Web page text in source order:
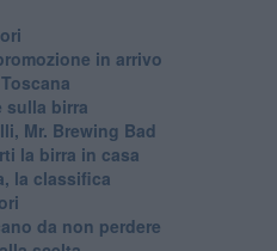
in arrivo
sulla birra
Mr. Brewing Bad
la birra in casa
la classifica
da non perdere